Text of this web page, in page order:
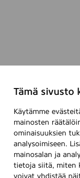
Tämä sivusto
Käytämme
mainosten
ominaisuuksien
analysoimiseen.
mainosalan ja
tietoja siitä, miten
voivat yhdistää